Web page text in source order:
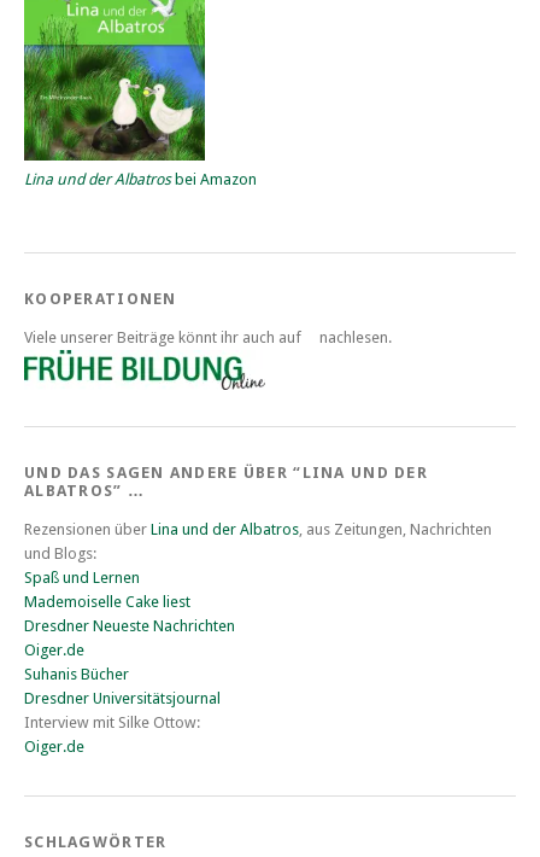
Lina und der Albatrosbei Amazon
KOOPERATIONEN
Viele unserer Beiträge könnt ihr auch auf nachlesen.
UND DAS SAGEN ANDERE ÜBER “LINA UND DER
ALBATROS” …
Rezensionen über Lina und der Albatros, aus Zeitungen, Nachrichten
und Blogs:
Spaß und Lernen
Mademoiselle Cake liest
Dresdner Neueste Nachrichten
Oiger.de
Suhanis Bücher
Dresdner Universitätsjournal
Interview mit Silke Ottow:
Oiger.de
SCHLAGWÖRTER